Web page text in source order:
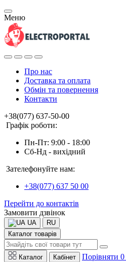
Меню
Про нас
Доставка та оплата
Обмін та повернення
Контакти
+38(077) 637-50-00
Графік роботи:
Пн-Пт: 9:00 - 18:00
Сб-Нд - вихідний
Зателефонуйте нам:
+38(077) 637 50 00
Перейти до контактів
Замовити дзвінок
UA
RU
Каталог товарів
Каталог Кабінет Порівняти 0